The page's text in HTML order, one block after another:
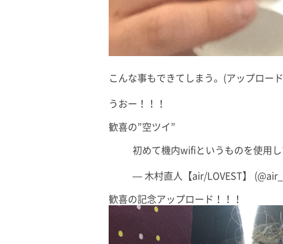
こんな事もできてしまう。(アップロー
うおー！！！
歓喜の”空ツイ”
初めて機内wifiというものを使用し
— 木村直人【air/LOVEST】
歓喜の記念アップロード！！！